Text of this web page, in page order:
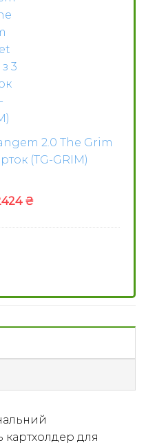
2.0 The Grim
(TG-GRIM)
₴Поточна
картхолдер для